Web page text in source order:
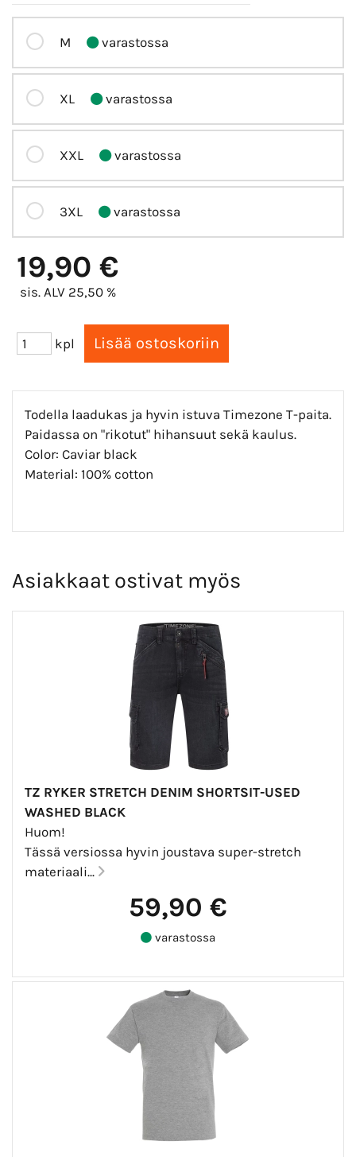
M varastossa
XL varastossa
XXL varastossa
3XL varastossa
19,90 €
sis. ALV 25,50 %
kpl
Todella laadukas ja hyvin istuva Timezone T-paita.
Paidassa on "rikotut" hihansuut sekä kaulus.
Color: Caviar black
Material: 100% cotton
Asiakkaat ostivat myös
TZ RYKER STRETCH DENIM SHORTSIT-USED
WASHED BLACK
Huom!
Tässä versiossa hyvin joustava super-stretch
materiaali...
59,90 €
varastossa